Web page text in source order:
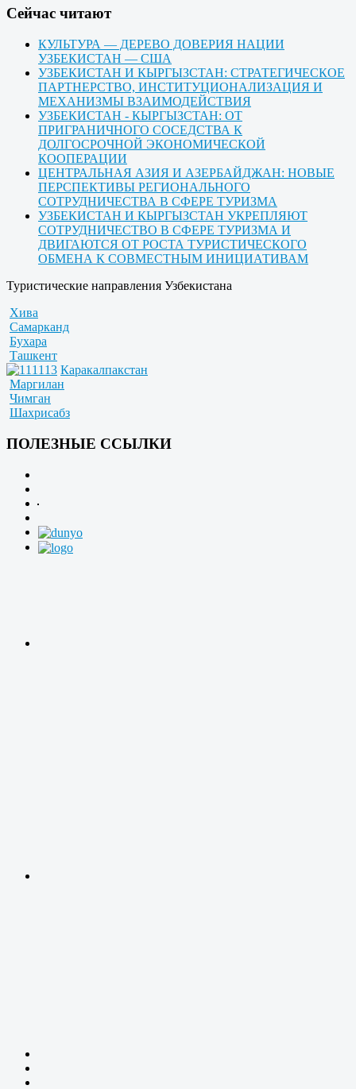
Cейчас читают
КУЛЬТУРА — ДЕРЕВО ДОВЕРИЯ НАЦИИ
УЗБЕКИСТАН — США
УЗБЕКИСТАН И КЫРГЫЗСТАН: СТРАТЕГИЧЕСКОЕ
ПАРТНЕРСТВО, ИНСТИТУЦИОНАЛИЗАЦИЯ И
МЕХАНИЗМЫ ВЗАИМОДЕЙСТВИЯ
УЗБЕКИСТАН - КЫРГЫЗСТАН: ОТ
ПРИГРАНИЧНОГО СОСЕДСТВА К
ДОЛГОСРОЧНОЙ ЭКОНОМИЧЕСКОЙ
КООПЕРАЦИИ
ЦЕНТРАЛЬНАЯ АЗИЯ И АЗЕРБАЙДЖАН: НОВЫЕ
ПЕРСПЕКТИВЫ РЕГИОНАЛЬНОГО
СОТРУДНИЧЕСТВА В СФЕРЕ ТУРИЗМА
УЗБЕКИСТАН И КЫРГЫЗСТАН УКРЕПЛЯЮТ
СОТРУДНИЧЕСТВО В СФЕРЕ ТУРИЗМА И
ДВИГАЮТСЯ ОТ РОСТА ТУРИСТИЧЕСКОГО
ОБМЕНА К СОВМЕСТНЫМ ИНИЦИАТИВАМ
Туристические направления Узбекистана
Хива
Самарканд
Бухара
Ташкент
Каракалпакстан
Маргилан
Чимган
Шахрисабз
ПОЛЕЗНЫЕ ССЫЛКИ